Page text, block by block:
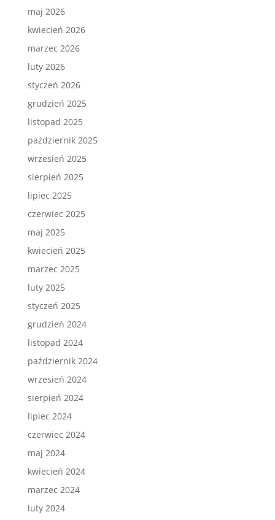
maj 2026
kwiecień 2026
marzec 2026
luty 2026
styczeń 2026
grudzień 2025
listopad 2025
październik 2025
wrzesień 2025
sierpień 2025
lipiec 2025
czerwiec 2025
maj 2025
kwiecień 2025
marzec 2025
luty 2025
styczeń 2025
grudzień 2024
listopad 2024
październik 2024
wrzesień 2024
sierpień 2024
lipiec 2024
czerwiec 2024
maj 2024
kwiecień 2024
marzec 2024
luty 2024